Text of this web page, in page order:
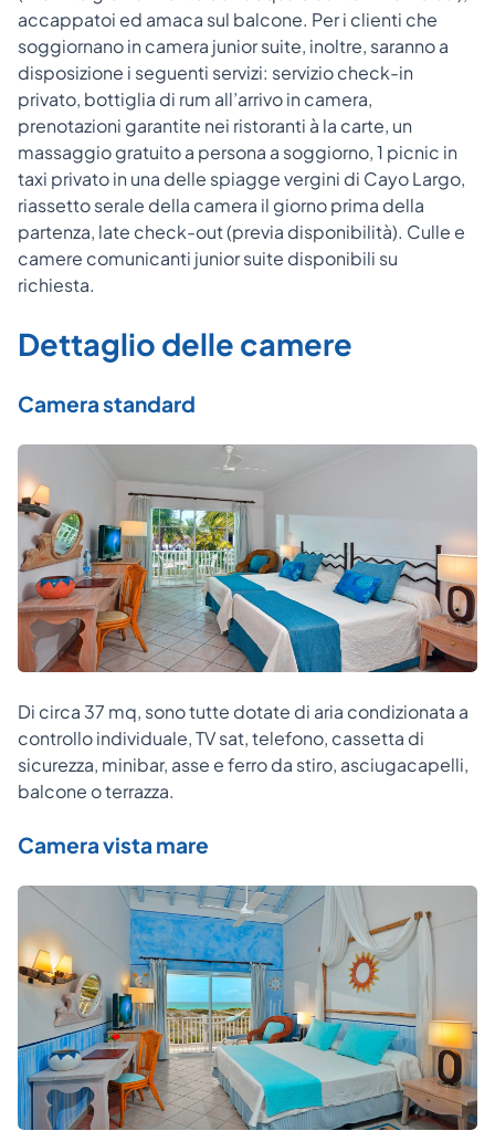
accappatoi ed amaca sul balcone. Per i clienti che
soggiornano in camera junior suite, inoltre, saranno a
disposizione i seguenti servizi: servizio check-in
privato, bottiglia di rum all’arrivo in camera,
prenotazioni garantite nei ristoranti à la carte, un
massaggio gratuito a persona a soggiorno, 1 picnic in
taxi privato in una delle spiagge vergini di Cayo Largo,
riassetto serale della camera il giorno prima della
partenza, late check-out (previa disponibilità). Culle e
camere comunicanti junior suite disponibili su
richiesta.
Dettaglio delle camere
Camera standard
Di circa 37 mq, sono tutte dotate di aria condizionata a
controllo individuale, TV sat, telefono, cassetta di
sicurezza, minibar, asse e ferro da stiro, asciugacapelli,
balcone o terrazza.
Camera vista mare